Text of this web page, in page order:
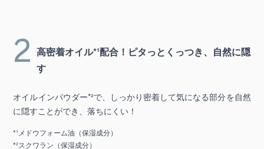
2 高密着オイル*¹配合！ピタっとくっつき、自然に隠
す
オイルインパウダー*²で、しっかり密着して気になる部分を自然
に隠すことができ、落ちにくい！
*¹メドウフォーム油（保湿成分）
*²スクワラン（保湿成分）